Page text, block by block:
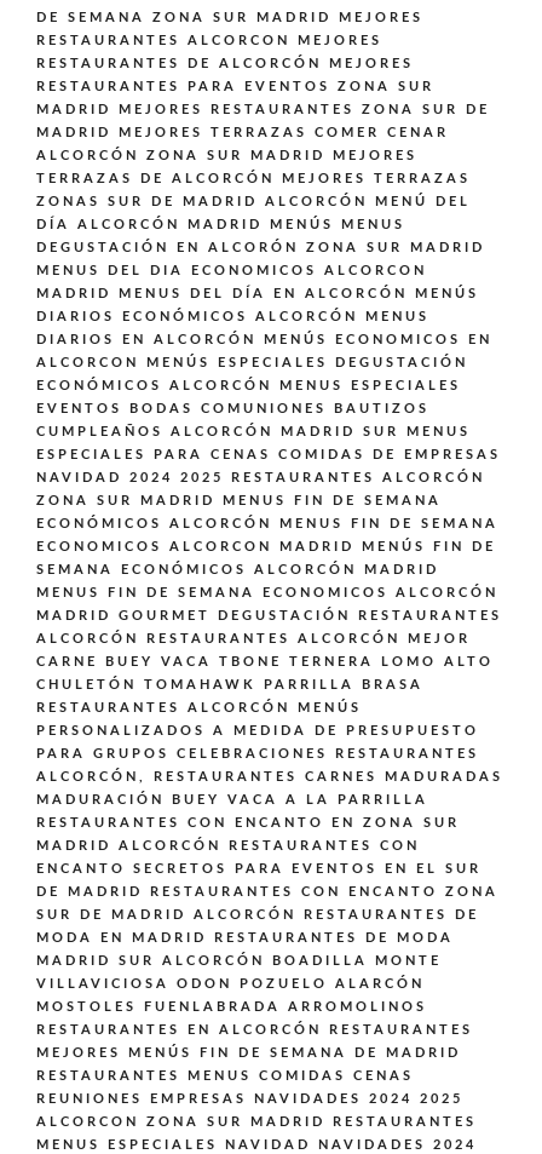
DE SEMANA ZONA SUR MADRID
MEJORES
RESTAURANTES ALCORCON
MEJORES
RESTAURANTES DE ALCORCÓN
MEJORES
RESTAURANTES PARA EVENTOS ZONA SUR
MADRID
MEJORES RESTAURANTES ZONA SUR DE
MADRID
MEJORES TERRAZAS COMER CENAR
ALCORCÓN ZONA SUR MADRID
MEJORES
TERRAZAS DE ALCORCÓN
MEJORES TERRAZAS
ZONAS SUR DE MADRID ALCORCÓN
MENÚ DEL
DÍA ALCORCÓN MADRID
MENÚS
MENUS
DEGUSTACIÓN EN ALCORÓN ZONA SUR MADRID
MENUS DEL DIA ECONOMICOS ALCORCON
MADRID
MENUS DEL DÍA EN ALCORCÓN
MENÚS
DIARIOS ECONÓMICOS ALCORCÓN
MENUS
DIARIOS EN ALCORCÓN
MENÚS ECONOMICOS EN
ALCORCON
MENÚS ESPECIALES DEGUSTACIÓN
ECONÓMICOS ALCORCÓN
MENUS ESPECIALES
EVENTOS BODAS COMUNIONES BAUTIZOS
CUMPLEAÑOS ALCORCÓN MADRID SUR
MENUS
ESPECIALES PARA CENAS COMIDAS DE EMPRESAS
NAVIDAD 2024 2025 RESTAURANTES ALCORCÓN
ZONA SUR MADRID
MENUS FIN DE SEMANA
ECONÓMICOS ALCORCÓN
MENUS FIN DE SEMANA
ECONOMICOS ALCORCON MADRID
MENÚS FIN DE
SEMANA ECONÓMICOS ALCORCÓN MADRID
MENUS FIN DE SEMANA ECONOMICOS ALCORCÓN
MADRID GOURMET DEGUSTACIÓN
RESTAURANTES
ALCORCÓN
RESTAURANTES ALCORCÓN MEJOR
CARNE BUEY VACA TBONE TERNERA LOMO ALTO
CHULETÓN TOMAHAWK PARRILLA BRASA
RESTAURANTES ALCORCÓN MENÚS
PERSONALIZADOS A MEDIDA DE PRESUPUESTO
PARA GRUPOS CELEBRACIONES
RESTAURANTES
ALCORCÓN,
RESTAURANTES CARNES MADURADAS
MADURACIÓN BUEY VACA A LA PARRILLA
RESTAURANTES CON ENCANTO EN ZONA SUR
MADRID ALCORCÓN
RESTAURANTES CON
ENCANTO SECRETOS PARA EVENTOS EN EL SUR
DE MADRID
RESTAURANTES CON ENCANTO ZONA
SUR DE MADRID ALCORCÓN
RESTAURANTES DE
MODA EN MADRID
RESTAURANTES DE MODA
MADRID SUR ALCORCÓN BOADILLA MONTE
VILLAVICIOSA ODON POZUELO ALARCÓN
MOSTOLES FUENLABRADA ARROMOLINOS
RESTAURANTES EN ALCORCÓN
RESTAURANTES
MEJORES MENÚS FIN DE SEMANA DE MADRID
RESTAURANTES MENUS COMIDAS CENAS
REUNIONES EMPRESAS NAVIDADES 2024 2025
ALCORCON ZONA SUR MADRID
RESTAURANTES
MENUS ESPECIALES NAVIDAD NAVIDADES 2024